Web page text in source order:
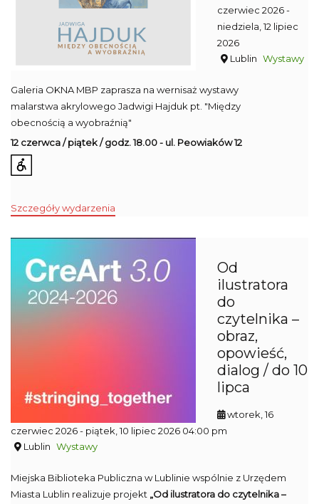
czerwiec 2026-
niedziela, 12 lipiec
2026
Lublin Wystawy
Galeria OKNA MBP zaprasza na wernisaż wystawy
malarstwa akrylowego Jadwigi Hajduk pt. "Między
obecnością a wyobraźnią"
12 czerwca / piątek / godz. 18.00 - ul. Peowiaków 12
Szczegóły wydarzenia
Od
ilustratora
do
czytelnika –
obraz,
opowieść,
dialog / do 10
lipca
wtorek, 16
czerwiec 2026- piątek, 10 lipiec 2026 04:00 pm
Lublin Wystawy
Miejska Biblioteka Publiczna w Lublinie wspólnie z Urzędem
Miasta Lublin realizuje projekt „Od ilustratora do czytelnika –